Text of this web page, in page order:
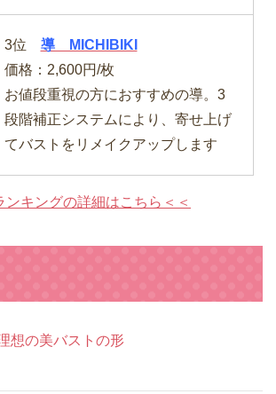
3位 導 MICHIBIKI
価格：2,600円/枚
お値段重視の方におすすめの導。3
段階補正システムにより、寄せ上げ
てバストをリメイクアップします
ンキングの詳細はこちら＜＜
想の美バストの形